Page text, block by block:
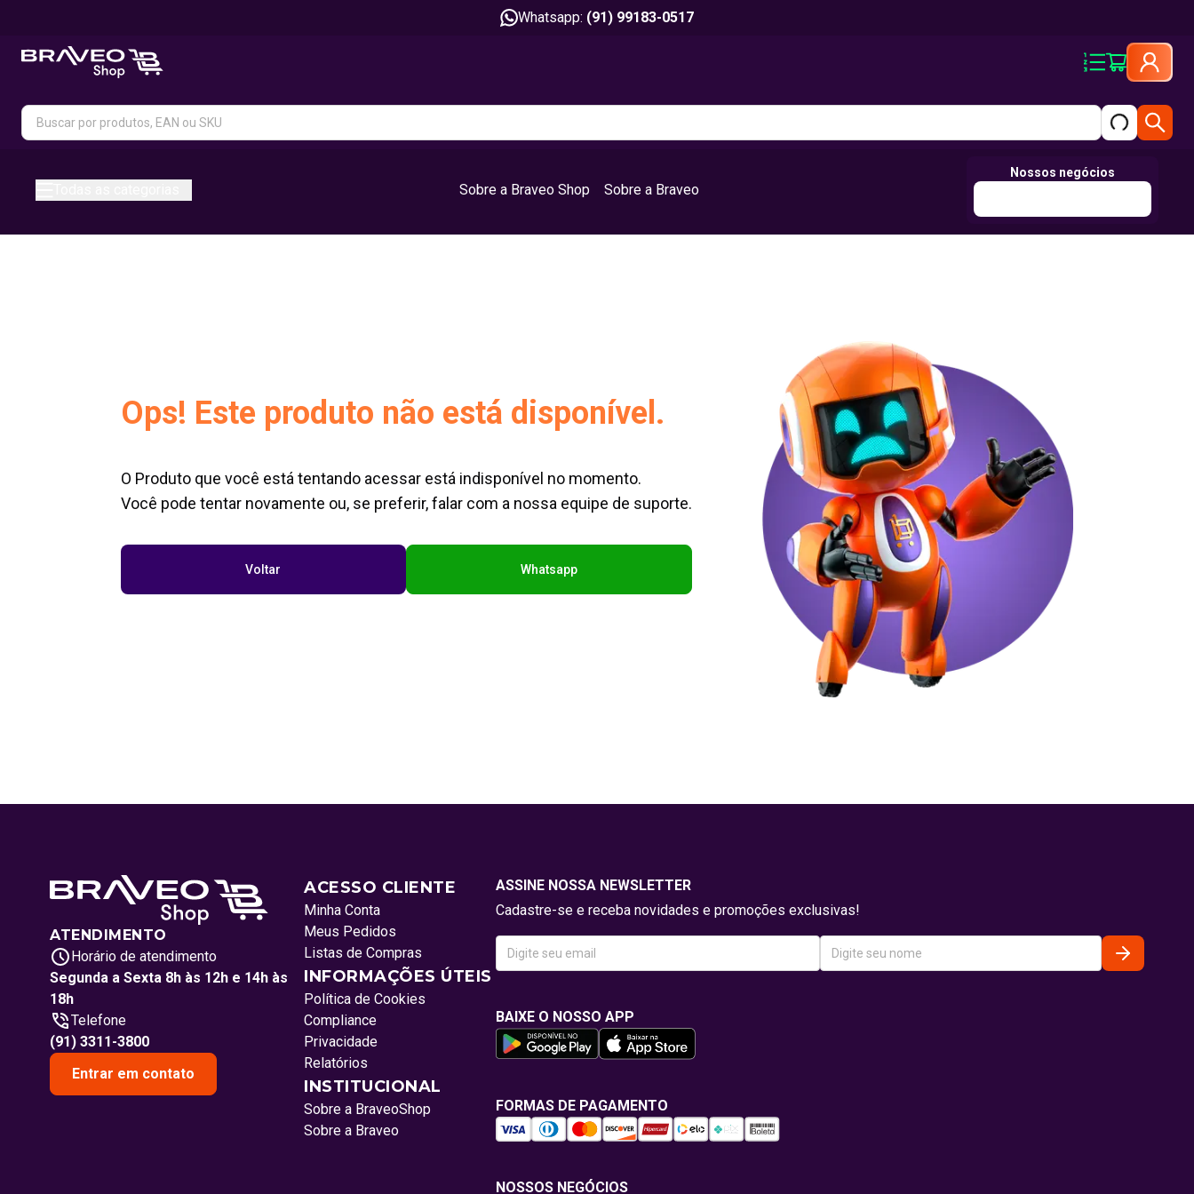
Whatsapp: (91) 99183-0517
Sobre a Braveo Shop Sobre a Braveo
Nossos negócios
Ops! Este produto não está disponível.
O Produto que você está tentando acessar está indisponível no momento.
Você pode tentar novamente ou, se preferir, falar com a nossa equipe de suporte.
Voltar Whatsapp
ATENDIMENTO
Horário de atendimento
Segunda a Sexta 8h às 12h e 14h às
18h
Telefone
(91) 3311-3800
Entrar em contato
ACESSO CLIENTE
Minha Conta
Meus Pedidos
Listas de Compras
INFORMAÇÕES ÚTEIS
Política de Cookies
Compliance
Privacidade
Relatórios
INSTITUCIONAL
Sobre a BraveoShop
Sobre a Braveo
ASSINE NOSSA NEWSLETTER
Cadastre-se e receba novidades e promoções exclusivas!
BAIXE O NOSSO APP
FORMAS DE PAGAMENTO
NOSSOS NEGÓCIOS